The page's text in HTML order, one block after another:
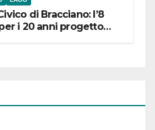
di Bracciano: l’8
i 20 anni progetto